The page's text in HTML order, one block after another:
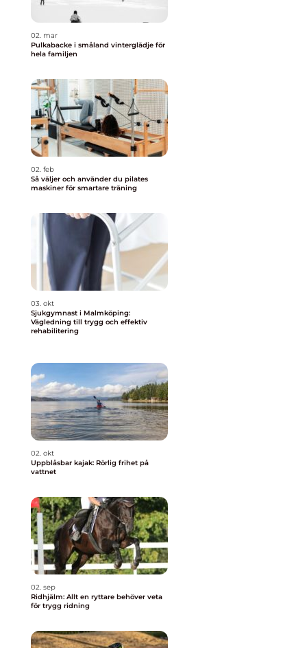
02. mar
Pulkabacke i småland vinterglädje för
hela familjen
02. feb
Så väljer och använder du pilates
maskiner för smartare träning
03. okt
Sjukgymnast i Malmköping:
Vägledning till trygg och effektiv
rehabilitering
02. okt
Uppblåsbar kajak: Rörlig frihet på
vattnet
02. sep
Ridhjälm: Allt en ryttare behöver veta
för trygg ridning